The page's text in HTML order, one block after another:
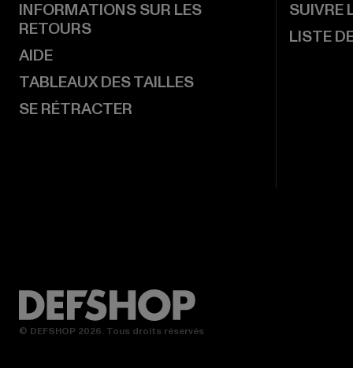
INFORMATIONS SUR LES
RETOURS
AIDE
TABLEAUX DES TAILLES
SE RÉTRACTER
SUIVRE
LISTE
© DEFSHOP 2026. Tous droits réservés